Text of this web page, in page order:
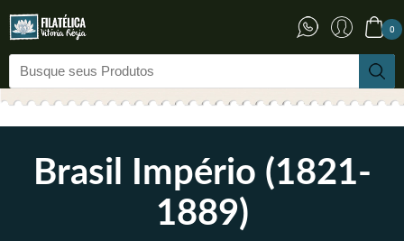
0
Brasil Império (1821-
1889)